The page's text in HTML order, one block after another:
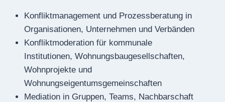
Konfliktmanagement und Prozessberatung in
Organisationen, Unternehmen und Verbänden
Konfliktmoderation für kommunale
Institutionen, Wohnungsbaugesellschaften,
Wohnprojekte und
Wohnungseigentumsgemeinschaften
Mediation in Gruppen, Teams, Nachbarschaft